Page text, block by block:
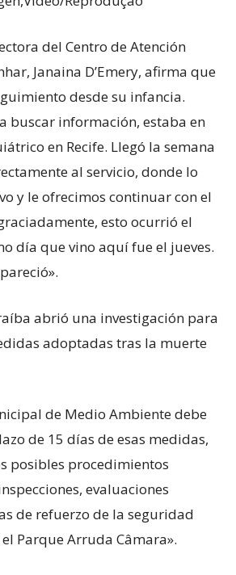
del Centro de Atención
Janaina D’Emery, afirma que
desde su infancia.
buscar información, estaba en
en Recife. Llegó la semana
al servicio, donde lo
y le ofrecimos continuar con el
esto ocurrió el
día que vino aquí fue el jueves.
abrió una investigación para
adoptadas tras la muerte
de Medio Ambiente debe
de 15 días de esas medidas,
posibles procedimientos
evaluaciones
de refuerzo de la seguridad
Parque Arruda Câmara».